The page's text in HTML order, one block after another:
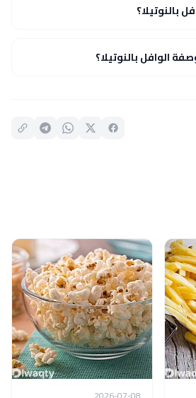
بالنوتيلا؟
الوافل بالنوتيلا؟